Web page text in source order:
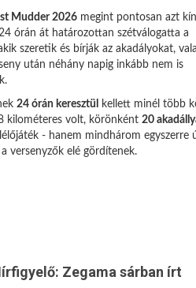
Mudder 2026 megint pontosan azt
órán át határozottan szétválogatta a
szeretik és bírják az akadályokat,
után néhány napig inkább nem is
24 órán keresztül
kellett minél több
kilométeres volt, körönként 20
- hanem mindhárom egyszerre
versenyzők elé gördítenek.
Zegama sárban írt